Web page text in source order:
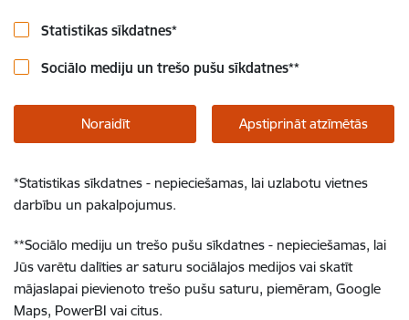
Statistikas sīkdatnes*
Sociālo mediju un trešo pušu sīkdatnes**
Noraidīt Apstiprināt atzīmētās
*Statistikas sīkdatnes - nepieciešamas, lai uzlabotu vietnes
darbību un pakalpojumus.
**Sociālo mediju un trešo pušu sīkdatnes - nepieciešamas, lai
Jūs varētu dalīties ar saturu sociālajos medijos vai skatīt
mājaslapai pievienoto trešo pušu saturu, piemēram, Google
Maps, PowerBI vai citus.